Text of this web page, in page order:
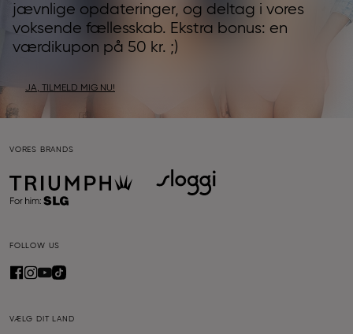
jævnlige opdateringer, og deltag i vores
voksende fællesskab. Ekstra bonus: en
værdikupon på 50 kr. ;)
JA, TILMELD MIG NU!
VORES BRANDS
FOLLOW US
VÆLG DIT LAND